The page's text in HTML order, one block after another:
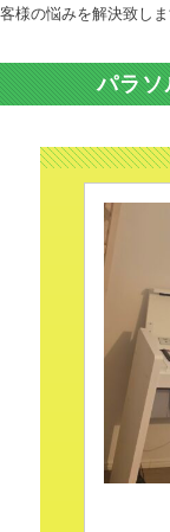
客様の悩みを解決致しま
パラソ